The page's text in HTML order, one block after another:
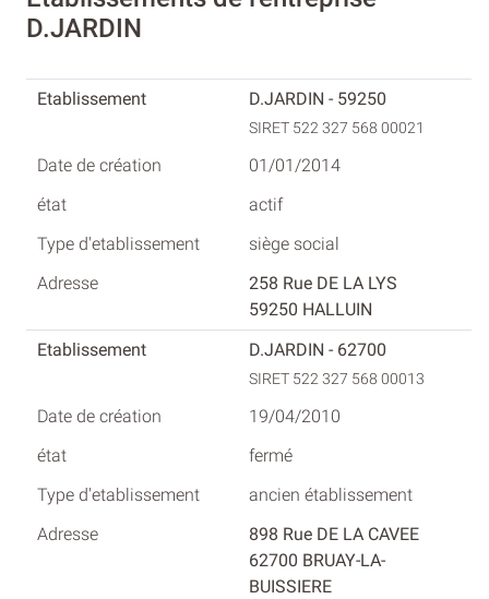
D.JARDIN
D.JARDIN - 59250
SIRET 522 327 568 00021
01/01/2014
actif
siège social
258 Rue DE LA LYS
59250 HALLUIN
D.JARDIN - 62700
SIRET 522 327 568 00013
19/04/2010
fermé
ancien établissement
898 Rue DE LA CAVEE
62700 BRUAY-LA-
BUISSIERE